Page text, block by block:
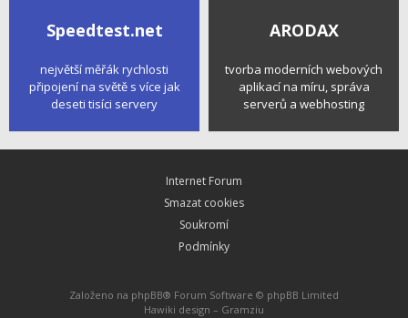
Speedtest.net
největší měřák rychlosti
připojení na světě s více jak
deseti tisíci servery
ARODAX
tvorba moderních webových
aplikací na míru, správa
serverů a webhosting
Internet Forum
Smazat cookies
Soukromí
Podmínky
Založeno na phpBB® Forum Software © phpBB Limited
Hawiki design – Gramziu